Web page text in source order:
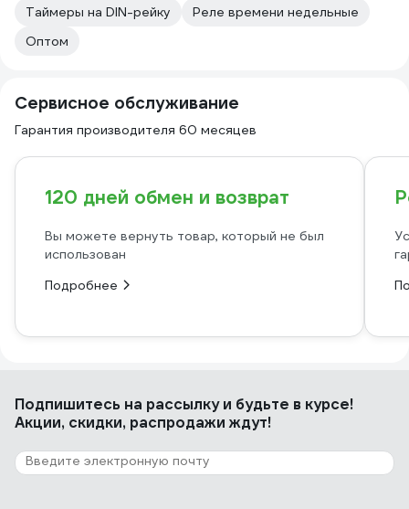
Таймеры на DIN-рейку
Реле времени недельные
Оптом
Сервисное обслуживание
Гарантия производителя 60 месяцев
120 дней обмен и возврат
Вы можете вернуть товар, который не был
использован
Подробнее
Подпишитесь на рассылкуи будьте в курсе!
Акции, скидки, распродажи ждут!